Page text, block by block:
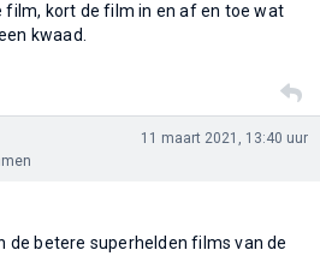
film, kort de film in en af en toe wat
kwaad.
11 maart 2021, 13:40 uur
de betere superhelden films van de